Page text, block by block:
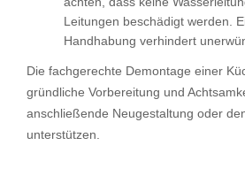
Leitungen beschädigt werden.
Handhabung verhindert
Die fachgerechte Demontage einer
gründliche Vorbereitung und
anschließende Neugestaltung oder
unterstützen.